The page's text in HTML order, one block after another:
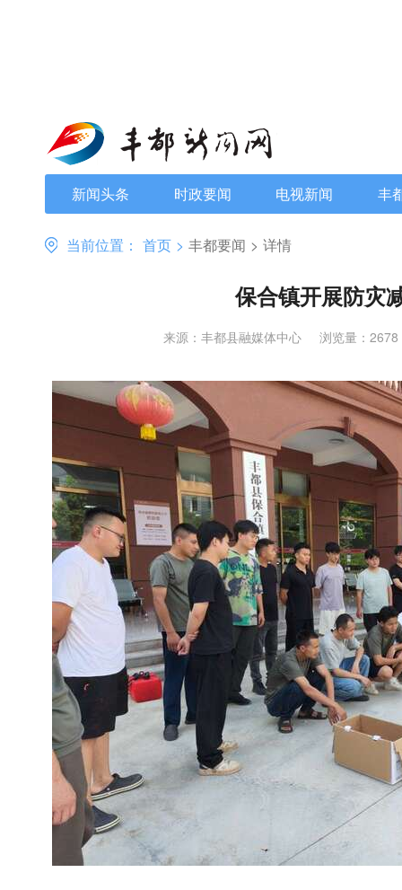
新闻头条 时政要闻 电视新闻 丰
当前位置： 首页 > 丰都要闻 > 详情
保合镇开展防灾
来源：丰都县融媒体中心 浏览量：2678